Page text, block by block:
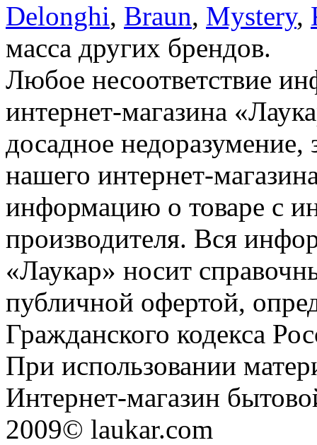
Delonghi, Braun, Mystery,
масса других брендов.
Любое несоответствие
интернет-магазина
досадное недоразумение,
нашего интернет-
информацию о товаре с
производителя. Вся
«Лаукар» носит
публичной офертой,
Гражданского кодекса
При использовании
Интернет-магазин
2009© laukar.com